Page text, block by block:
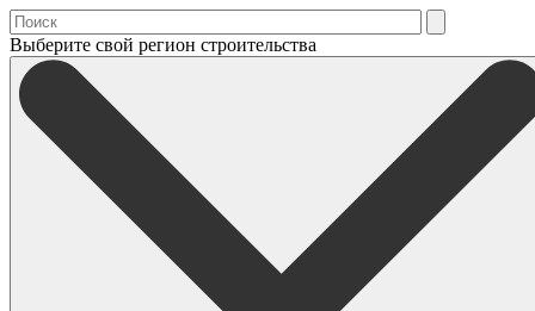
Выберите свой регион строительства